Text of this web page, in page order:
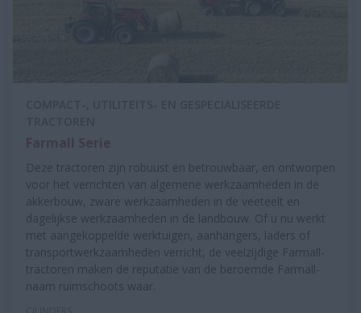
Deze tractoren zijn robuust en betrouwbaar, en ontworpen
voor het verrichten van algemene werkzaamheden in de
akkerbouw, zware werkzaamheden in de veeteelt en
dagelijkse werkzaamheden in de landbouw. Of u nu werkt
met aangekoppelde werktuigen, aanhangers, laders of
transportwerkzaamheden verricht, de veelzijdige Farmall-
tractoren maken de reputatie van de beroemde Farmall-
naam ruimschoots waar.